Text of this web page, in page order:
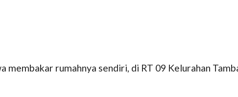
membakar rumahnya sendiri, di RT 09 Kelurahan